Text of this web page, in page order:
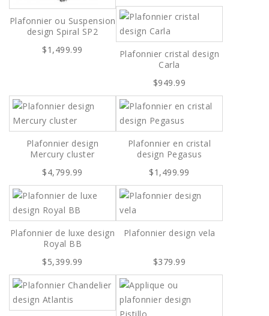
Plafonnier ou Suspension
design Spiral SP2
$1,499.99
Plafonnier cristal design
Carla
$949.99
Plafonnier design
Mercury cluster
$4,799.99
Plafonnier en cristal
design Pegasus
$1,499.99
Plafonnier de luxe design
Royal BB
$5,399.99
Plafonnier design vela
$379.99